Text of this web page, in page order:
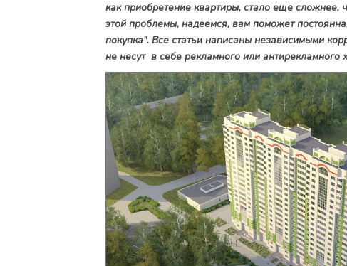
как приобретение квартиры, стало еще
этой проблемы, надеемся, вам поможет
покупка". Все статьи написаны независимыми
не несут в себе рекламного или антирекламного